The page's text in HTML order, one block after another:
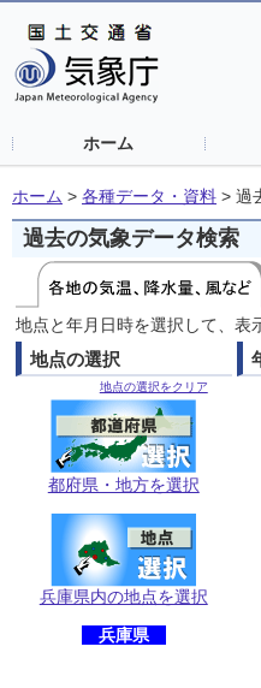
ホーム
ホーム > 各種データ・資料 > 過
過去の気象データ検索
地点と年月日時を選択して、表
地点の選択
地点の選択をクリア
都府県・地方を選択
兵庫県内の地点を選択
兵庫県